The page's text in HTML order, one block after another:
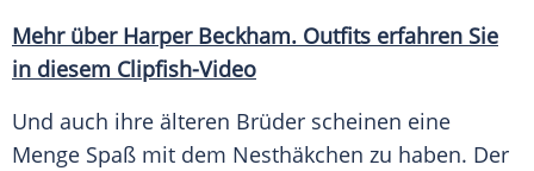
Mehr über Harper Beckham. Outfits erfahren Sie
in diesem Clipfish-Video
Und auch ihre älteren Brüder scheinen eine
Menge Spaß mit dem Nesthäkchen zu haben. Der